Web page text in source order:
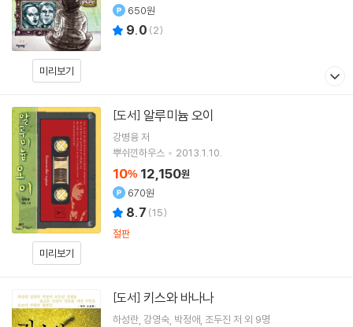
미리보기
650원
9.0 (2)
미리보기
[도서] 알루미늄 오이
강병융저
뿌쉬낀하우스
2013.1.10.
10% 12,150원
670원
8.7 (15)
절판
[도서] 키스와 바나나
하성란 강영숙 박정애 조두진 저 외 9명